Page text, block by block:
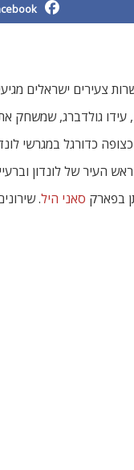
צעירים ישראלים
גולדברג, שמשחק
כדורגל במגרשי
העיר של לונדון
בפארק סאני היל.